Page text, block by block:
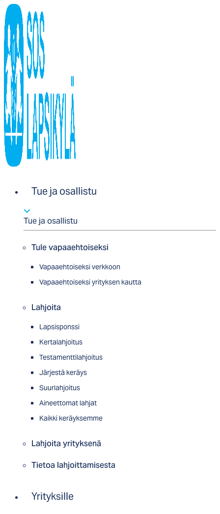
Tue ja osallistu
Tue ja osallistu
Tule vapaaehtoiseksi
Vapaaehtoiseksi verkkoon
Vapaaehtoiseksi yrityksen kautta
Lahjoita
Lapsisponssi
Kertalahjoitus
Testamenttilahjoitus
Järjestä keräys
Suurlahjoitus
Aineettomat lahjat
Kaikki keräyksemme
Lahjoita yrityksenä
Tietoa lahjoittamisesta
Yrityksille